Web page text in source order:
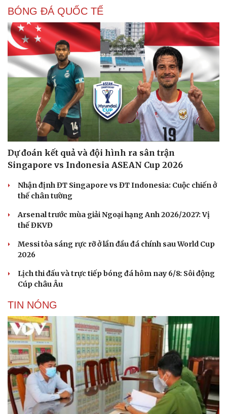
BÓNG ĐÁ QUỐC TẾ
Dự đoán kết quả và đội hình ra sân trận
Singapore vs Indonesia ASEAN Cup 2026
Nhận định ĐT Singapore vs ĐT Indonesia: Cuộc chiến ở
thế chân tường
Arsenal trước mùa giải Ngoại hạng Anh 2026/2027: Vị
thế ĐKVĐ
Messi tỏa sáng rực rỡ ở lần đầu đá chính sau World Cup
2026
Lịch thi đấu và trực tiếp bóng đá hôm nay 6/8: Sôi động
Cúp châu Âu
TIN NÓNG